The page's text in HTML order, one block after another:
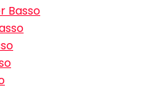
Basso